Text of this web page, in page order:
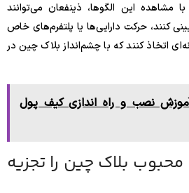
این الگوها، ذینفعان می‌توانند
کنند، حرکت دارایی‌ها یا پلتفرم‌های خاص
اتخاذ کنند که با چشم‌انداز بلاک چین در
نصب و راه اندازی کیف پول
بلاک چین را تجزیه